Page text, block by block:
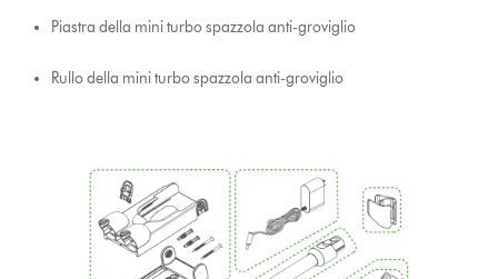
Piastra della mini turbo spazzola anti-groviglio
Rullo della mini turbo spazzola anti-groviglio